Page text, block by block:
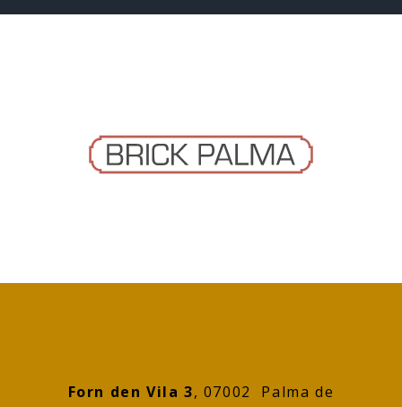
Forn den Vila 3, 07002 Palma de